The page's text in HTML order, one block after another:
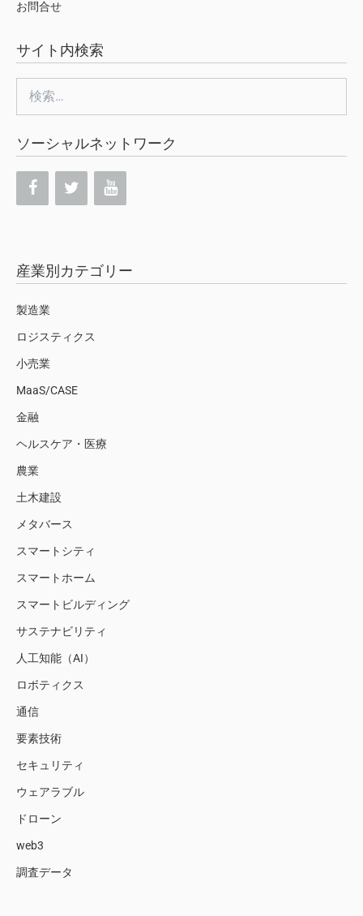
お問合せ
サイト内検索
索:
ソーシャルネットワーク
産業別カテゴリー
製造業
ロジスティクス
小売業
MaaS/CASE
金融
ヘルスケア・医療
農業
土木建設
メタバース
スマートシティ
スマートホーム
スマートビルディング
サステナビリティ
人工知能（AI）
ロボティクス
通信
要素技術
セキュリティ
ウェアラブル
ドローン
web3
調査データ